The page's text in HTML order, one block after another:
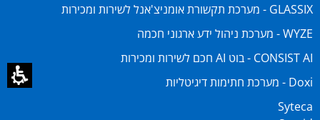
GLASSIX - מערכת תקשורת אומניצ'אנל לשירות ומכירות
WYZE - מערכת ניהול ידע ארגוני חכמה
CONSIST AI - בוט AI חכם לשירות ומכירות
Doxi - מערכת חתימות דיגיטליות
Syteca